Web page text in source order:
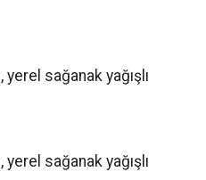
sağanak yağışlı
sağanak yağışlı